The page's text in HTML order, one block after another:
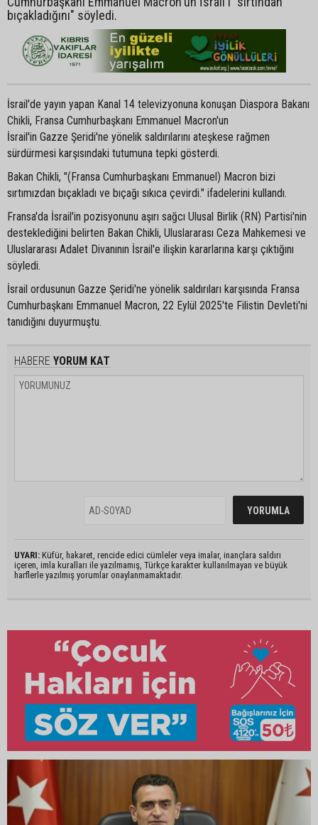
bıçakladığını" söyledi.
İsrail'de yayın yapan Kanal 14 televizyonuna konuşan Diaspora Bakanı
Chikli, Fransa Cumhurbaşkanı Emmanuel Macron'un
İsrail'in Gazze Şeridi'ne yönelik saldırılarını ateşkese rağmen
sürdürmesi karşısındaki tutumuna tepki gösterdi.
Bakan Chikli, "(Fransa Cumhurbaşkanı Emmanuel) Macron bizi
sırtımızdan bıçakladı ve bıçağı sıkıca çevirdi." ifadelerini kullandı.
Fransa'da İsrail'in pozisyonunu aşırı sağcı Ulusal Birlik (RN) Partisi'nin
desteklediğini belirten Bakan Chikli, Uluslararası Ceza Mahkemesi ve
Uluslararası Adalet Divanının İsrail'e ilişkin kararlarına karşı çıktığını
söyledi.
İsrail ordusunun Gazze Şeridi'ne yönelik saldırıları karşısında Fransa
Cumhurbaşkanı Emmanuel Macron, 22 Eylül 2025'te Filistin Devleti'ni
tanıdığını duyurmuştu.
HABERE YORUM KAT
UYARI: Küfür, hakaret, rencide edici cümleler veya imalar, inançlara saldırı
içeren, imla kuralları ile yazılmamış, Türkçe karakter kullanılmayan ve büyük
harflerle yazılmış yorumlar onaylanmamaktadır.